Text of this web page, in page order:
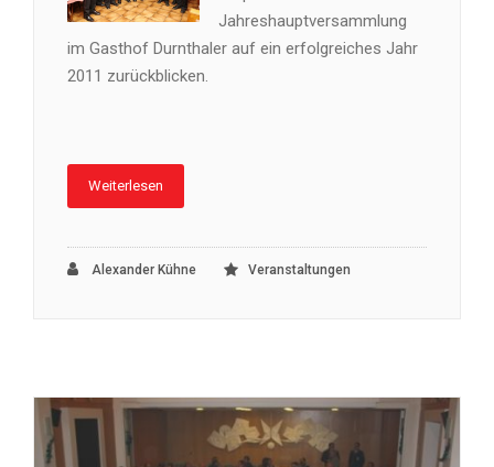
Jahreshauptversammlung
im Gasthof Durnthaler auf ein erfolgreiches Jahr
2011 zurückblicken.
Weiterlesen
Alexander Kühne Veranstaltungen